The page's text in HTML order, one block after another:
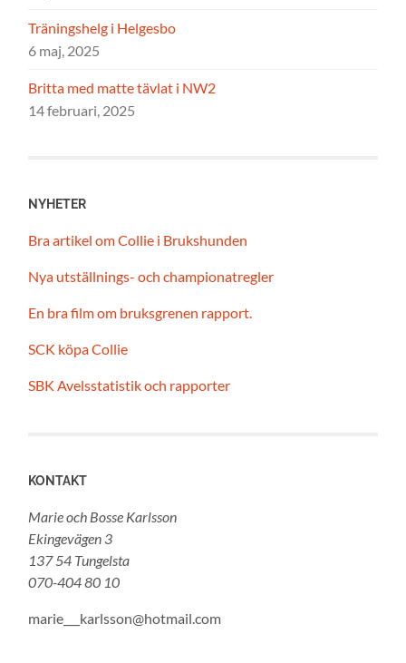
Träningshelg i Helgesbo
6 maj, 2025
Britta med matte tävlat i NW2
14 februari, 2025
NYHETER
Bra artikel om Collie i Brukshunden
Nya utställnings- och championatregler
En bra film om bruksgrenen rapport.
SCK köpa Collie
SBK Avelsstatistik och rapporter
KONTAKT
Marie och Bosse Karlsson
Ekingevägen 3
137 54 Tungelsta
070-404 80 10
marie___karlsson@hotmail.com